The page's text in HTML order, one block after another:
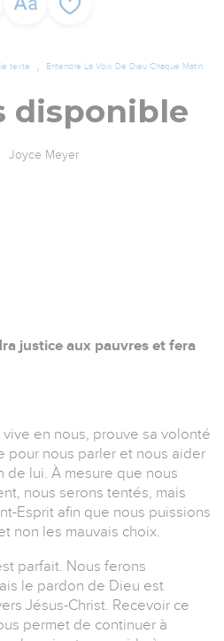
texte Entendre La Voix De Dieu Chaque Matin
disponible
Joyce Meyer
justice aux pauvres et fera
en nous, prouve sa volonté
pour nous parler et nous aider
de lui. À mesure que nous
nous serons tentés, mais
Esprit afin que nous puissions
non les mauvais choix.
parfait. Nous ferons
le pardon de Dieu est
Jésus-Christ. Recevoir ce
permet de continuer à